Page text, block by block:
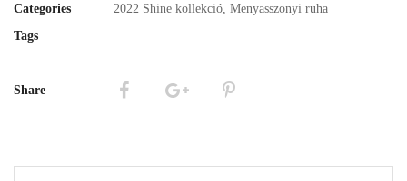
Categories 2022 Shine kollekció, Menyasszonyi ruha
Tags
Share